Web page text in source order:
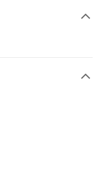
「AFTEE先享後付」
，可透過四大超商／
成。